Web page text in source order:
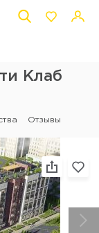
Клаб
Отзывы